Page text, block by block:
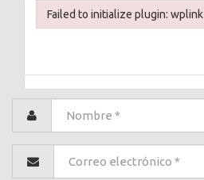
Failed to initialize plugin: wplink
Failed to initialize plugin: wplink